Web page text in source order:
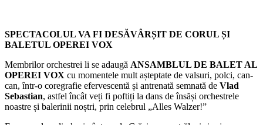
SPECTACOLUL VA FI DESĂVÂRȘIT DE CORUL ȘI
BALETUL OPEREI VOX
Membrilor orchestrei li se adaugă ANSAMBLUL DE BALET AL
OPEREI VOX cu momentele mult așteptate de valsuri, polci, can-
can, într-o coregrafie efervescentă și antrenată semnată de Vlad
Sebastian, astfel încât veți fi poftiți la dans de însăși orchestrele
noastre și balerinii noștri, prin celebrul „Alles Walzer!”